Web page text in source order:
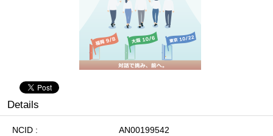
Details
NCID
AN00199542